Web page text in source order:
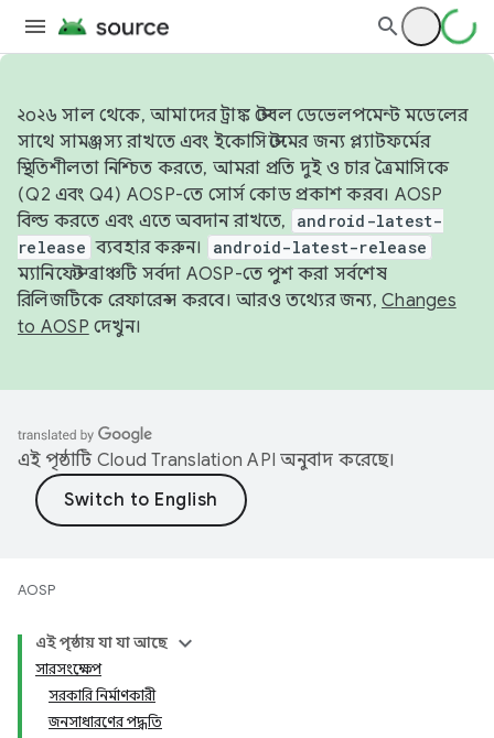
২০২৬ সাল থেকে, আমাদের ট্রাঙ্ক স্টেবল ডেভেলপমেন্ট মডেলের
সাথে সামঞ্জস্য রাখতে এবং ইকোসিস্টেমের জন্য প্ল্যাটফর্মের
স্থিতিশীলতা নিশ্চিত করতে, আমরা প্রতি দুই ও চার ত্রৈমাসিকে
(Q2 এবং Q4) AOSP-তে সোর্স কোড প্রকাশ করব। AOSP
বিল্ড করতে এবং এতে অবদান রাখতে,
android-latest-
release ব্যবহার করুন। android-latest-release
ম্যানিফেস্ট ব্রাঞ্চটি সর্বদা AOSP-তে পুশ করা সর্বশেষ
রিলিজটিকে রেফারেন্স করবে। আরও তথ্যের জন্য, Changes
to AOSP দেখুন।
এই পৃষ্ঠাটি Cloud Translation API অনুবাদ করেছে।
AOSP
এই পৃষ্ঠায় যা যা আছে
সারসংক্ষেপ
সরকারি নির্মাণকারী
জনসাধারণের পদ্ধতি